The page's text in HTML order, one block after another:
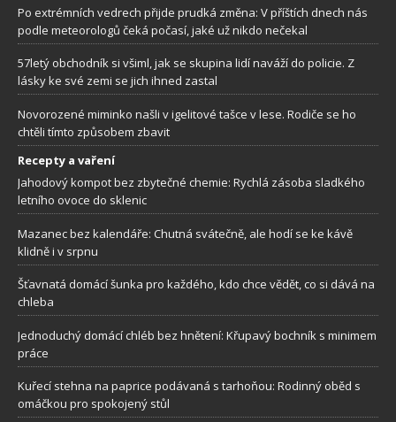
Po extrémních vedrech přijde prudká změna: V příštích dnech nás
podle meteorologů čeká počasí, jaké už nikdo nečekal
57letý obchodník si všiml, jak se skupina lidí naváží do policie. Z
lásky ke své zemi se jich ihned zastal
Novorozené miminko našli v igelitové tašce v lese. Rodiče se ho
chtěli tímto způsobem zbavit
Recepty a vaření
Jahodový kompot bez zbytečné chemie: Rychlá zásoba sladkého
letního ovoce do sklenic
Mazanec bez kalendáře: Chutná svátečně, ale hodí se ke kávě
klidně i v srpnu
Šťavnatá domácí šunka pro každého, kdo chce vědět, co si dává na
chleba
Jednoduchý domácí chléb bez hnětení: Křupavý bochník s minimem
práce
Kuřecí stehna na paprice podávaná s tarhoňou: Rodinný oběd s
omáčkou pro spokojený stůl